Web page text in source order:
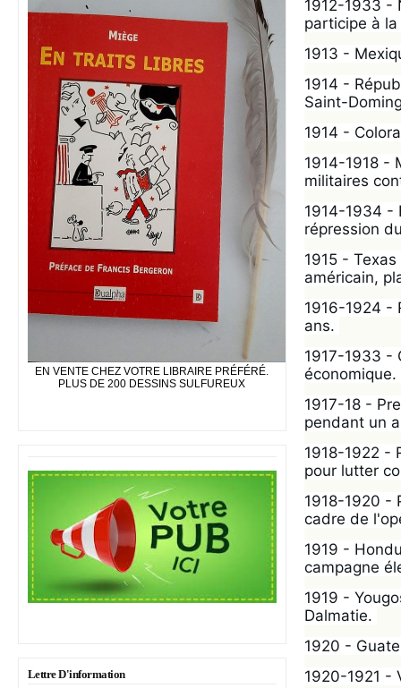
EN VENTE CHEZ VOTRE LIBRAIRE PRÉFÉRÉ.
PLUS DE 200 DESSINS SULFUREUX
Lettre D'information
1912-1933 -
participe à
1913 -
1914 -
Saint-
1914 -
1914-1918 -
militaires
1914-1934 -
répression
1915 -
américain,
1916-1924 -
ans.
1917-1933 -
économique.
1917-18 -
pendant un
1918-1922 -
pour lutter
1918-1920 -
cadre de
1919 -
campagne
1919 -
Dalmatie.
1920 -
1920-1921 -